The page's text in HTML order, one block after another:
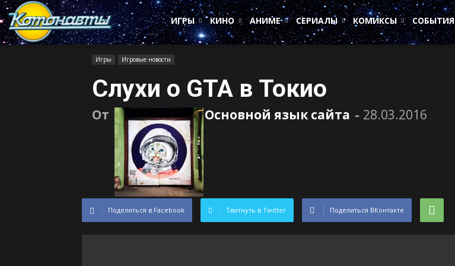
Котонавты
ИГРЫ
КИНО АНИМЕ СЕРИАЛЫ КОМИКСЫ СОБЫТИЯ
Игры Игровые новости
Слухи о GTA в Токио
От Основной язык сайта - 28.03.2016
Поделиться в Facebook Твитнуть в Twitter Поделиться ВКонтакте